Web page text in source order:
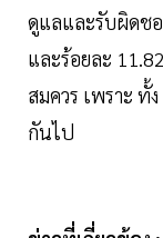
ดูแลและรับผิดชอ
และร้อยละ
สมควร เพราะ ทั้
กันไป